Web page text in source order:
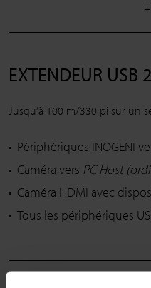
EXTENDEUR USB
Jusqu’à 100 m/330 pi sur un
Périphériques INOGENI
Caméra vers PC Host
Caméra HDMI avec
Tous les périphériques